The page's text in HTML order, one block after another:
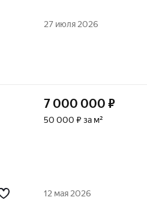
27 июля 2026
7 000 000 ₽
50 000 ₽ за м²
12 мая 2026